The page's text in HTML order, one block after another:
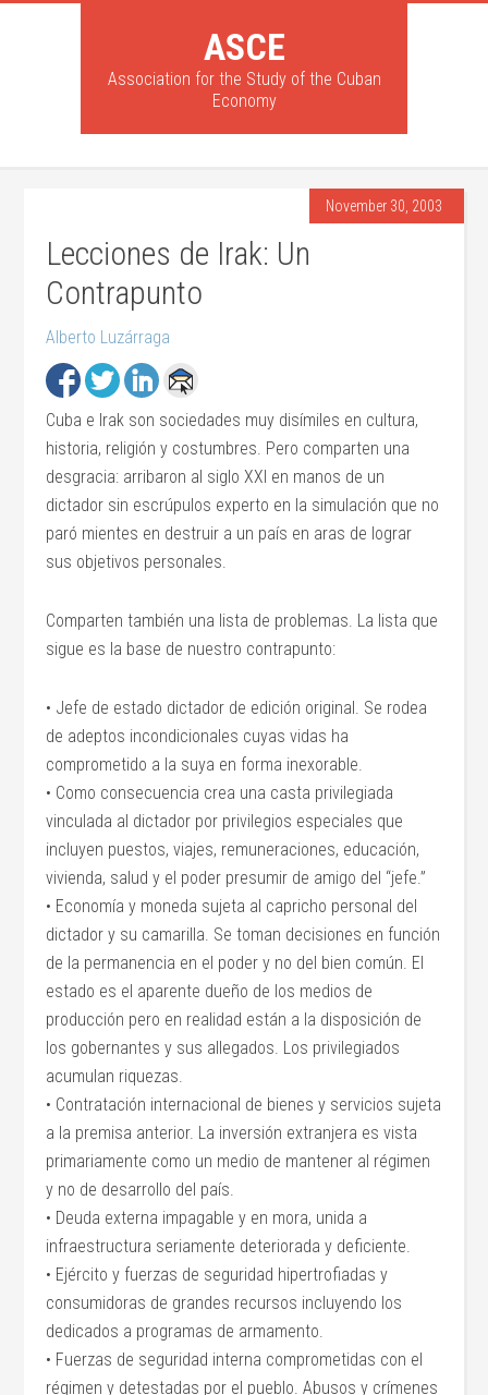
ASCE
Association for the Study of the Cuban
Economy
November 30, 2003
Lecciones de Irak: Un
Contrapunto
Alberto Luzárraga
Cuba e Irak son sociedades muy disímiles en cultura,
historia, religión y costumbres. Pero comparten una
desgracia: arribaron al siglo XXI en manos de un
dictador sin escrúpulos experto en la simulación que no
paró mientes en destruir a un país en aras de lograr
sus objetivos personales.
Comparten también una lista de problemas. La lista que
sigue es la base de nuestro contrapunto:
• Jefe de estado dictador de edición original. Se rodea
de adeptos incondicionales cuyas vidas ha
comprometido a la suya en forma inexorable.
• Como consecuencia crea una casta privilegiada
vinculada al dictador por privilegios especiales que
incluyen puestos, viajes, remuneraciones, educación,
vivienda, salud y el poder presumir de amigo del “jefe.”
• Economía y moneda sujeta al capricho personal del
dictador y su camarilla. Se toman decisiones en función
de la permanencia en el poder y no del bien común. El
estado es el aparente dueño de los medios de
producción pero en realidad están a la disposición de
los gobernantes y sus allegados. Los privilegiados
acumulan riquezas.
• Contratación internacional de bienes y servicios sujeta
a la premisa anterior. La inversión extranjera es vista
primariamente como un medio de mantener al régimen
y no de desarrollo del país.
• Deuda externa impagable y en mora, unida a
infraestructura seriamente deteriorada y deficiente.
• Ejército y fuerzas de seguridad hipertrofiadas y
consumidoras de grandes recursos incluyendo los
dedicados a programas de armamento.
• Fuerzas de seguridad interna comprometidas con el
régimen y detestadas por el pueblo. Abusos y crímenes